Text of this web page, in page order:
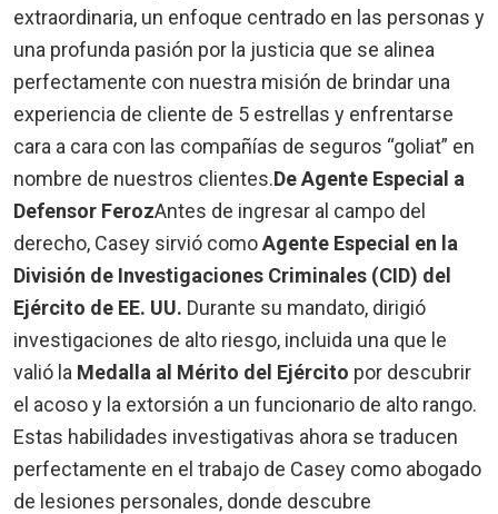
extraordinaria, un enfoque centrado en las personas y
una profunda pasión por la justicia que se alinea
perfectamente con nuestra misión de brindar una
experiencia de cliente de 5 estrellas y enfrentarse
cara a cara con las compañías de seguros “goliat” en
nombre de nuestros clientes.De Agente Especial a
Defensor FerozAntes de ingresar al campo del
derecho, Casey sirvió comoAgente Especial en la
División de Investigaciones Criminales (CID) del
Ejército de EE. UU. Durante su mandato, dirigió
investigaciones de alto riesgo, incluida una que le
valió la Medalla al Mérito del Ejército por descubrir
el acoso y la extorsión a un funcionario de alto rango.
Estas habilidades investigativas ahora se traducen
perfectamente en el trabajo de Casey como abogado
de lesiones personales, donde descubre